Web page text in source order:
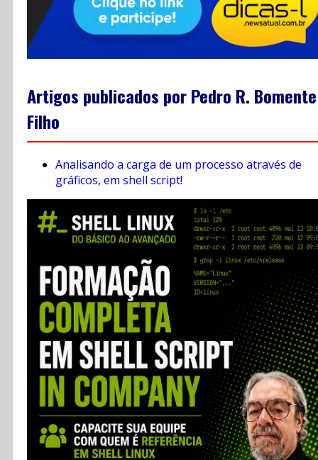
Artigos publicados por Pedro R. Bomente
Filho
Analisando a carga de um processo através de
gráficos, em shell script!